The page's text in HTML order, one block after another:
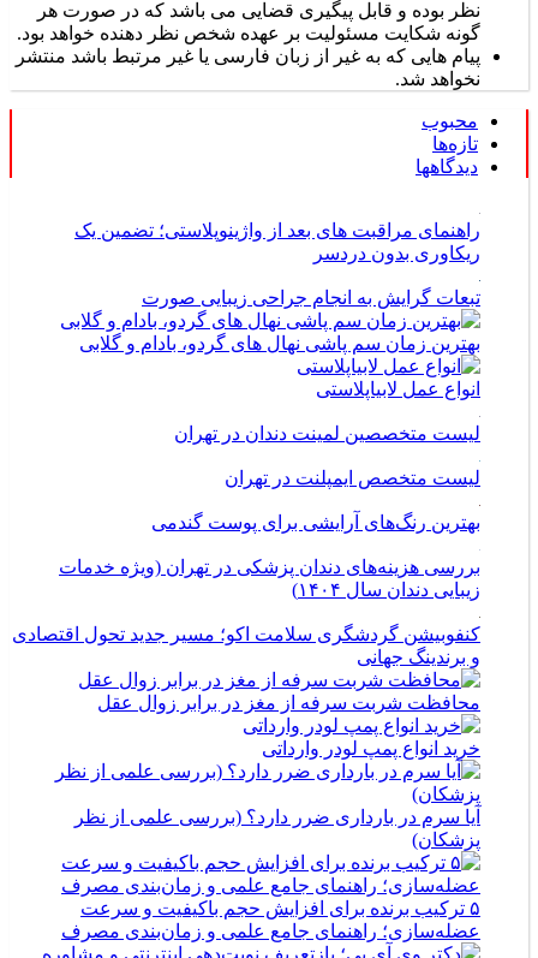
نظر بوده و قابل پیگیری قضایی می باشد که در صورت هر
گونه شکایت مسئولیت بر عهده شخص نظر دهنده خواهد بود.
پیام هایی که به غیر از زبان فارسی یا غیر مرتبط باشد منتشر
نخواهد شد.
محبوب
تازه‌ها
دیدگاهها
راهنمای مراقبت های بعد از واژینوپلاستی؛ تضمین یک
ریکاوری بدون دردسر
تبعات گرایش به انجام جراحی زیبایی صورت
بهترین زمان سم پاشی نهال های گردو، بادام و گلابی
انواع عمل لابیاپلاستی
لیست متخصصین لمینت دندان در تهران
لیست متخصص ایمپلنت در تهران
بهترین رنگ‌های آرایشی برای پوست گندمی
بررسی هزینه‌های دندان پزشکی در تهران (ویژه خدمات
زیبایی دندان سال ۱۴۰۴)
کنفوبیشن گردشگری سلامت اکو؛ مسیر جدید تحول اقتصادی
و برندینگ جهانی
محافظت شربت سرفه از مغز در برابر زوال عقل
خرید انواع پمپ لودر وارداتی
آیا سرم در بارداری ضرر دارد؟ (بررسی علمی از نظر
پزشکان)
۵ ترکیب برنده برای افزایش حجم باکیفیت و سرعت
عضله‌سازی؛ راهنمای جامع علمی و زمان‌بندی مصرف